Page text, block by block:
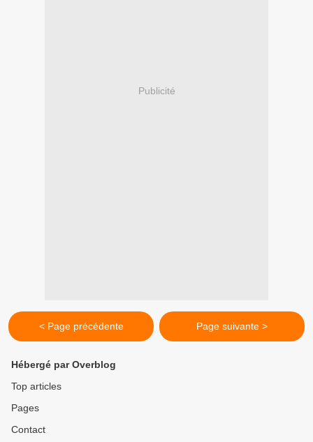
Publicité
< Page précédente Page suivante >
Hébergé par Overblog
Top articles
Pages
Contact